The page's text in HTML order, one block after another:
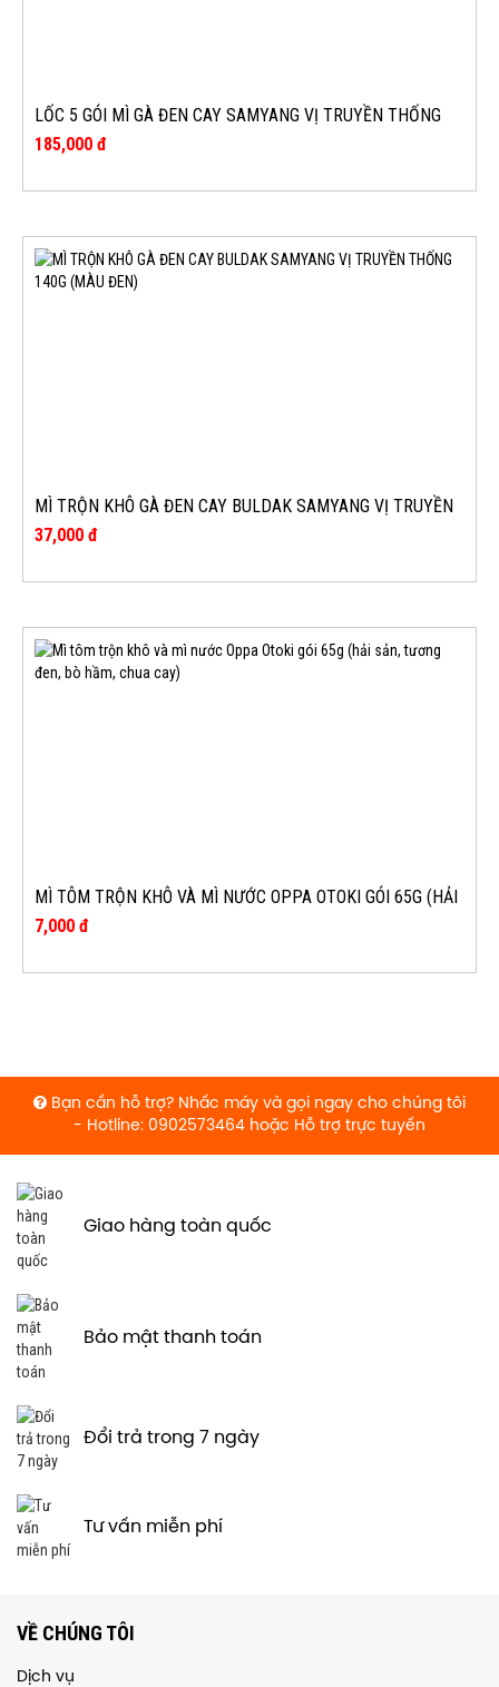
LỐC 5 GÓI MÌ GÀ ĐEN CAY SAMYANG VỊ TRUYỀN THỐNG
(MÀU ĐEN)
185,000 đ
MÌ TRỘN KHÔ GÀ ĐEN CAY BULDAK SAMYANG VỊ TRUYỀN
THỐNG 140G (MÀU ĐEN)
37,000 đ
MÌ TÔM TRỘN KHÔ VÀ MÌ NƯỚC OPPA OTOKI GÓI 65G (HẢI
SẢN, TƯƠNG ĐEN, BÒ HẦM, CHUA CAY)
7,000 đ
Bạn cần hỗ trợ? Nhấc máy và gọi ngay cho chúng tôi
- Hotline: 0902573464 hoặc Hỗ trợ trực tuyến
Giao hàng toàn quốc
Bảo mật thanh toán
Đổi trả trong 7 ngày
Tư vấn miễn phí
VỀ CHÚNG TÔI
Dịch vụ